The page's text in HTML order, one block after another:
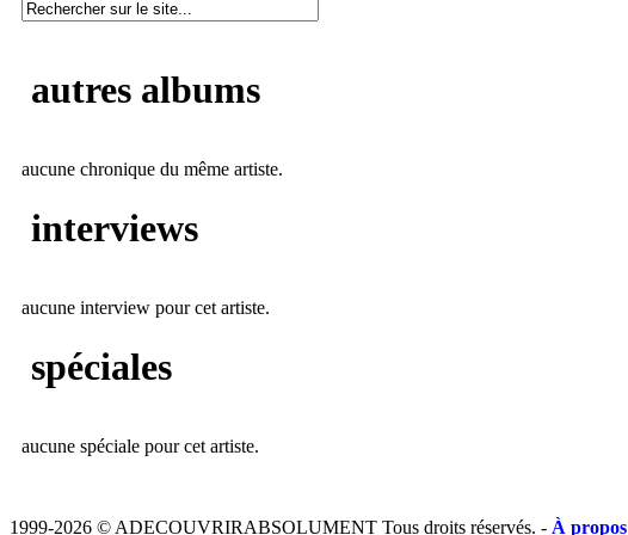
autres albums
aucune chronique du même artiste.
interviews
aucune interview pour cet artiste.
spéciales
aucune spéciale pour cet artiste.
1999-2026 © ADECOUVRIRABSOLUMENT Tous droits réservés. - À propos